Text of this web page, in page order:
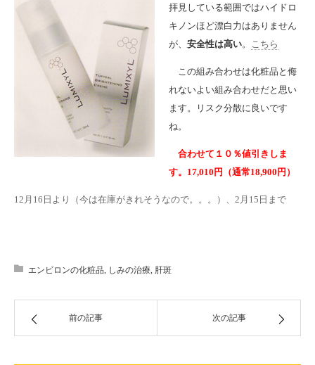
拝見している範囲ではハイドロ
キノンほど漂白力はありません
が、 安全性は高い。 こちら
この組み合わせは化粧品と侮
れないよい組み合わせだと思い
ます。リスク分散に良いです
ね。
合わせて１０％値引きしま
す。17,010円（通常18,900円）
12月16日より（今は在庫がきれそうなので。。。）、2月15日まで
エンビロンの化粧品, しみの治療, 肝斑
前の記事 次の記事